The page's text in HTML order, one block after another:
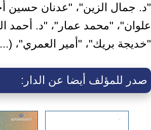
"د. جمال الزين"، "عدنان حسين
علوان"، "محمد عمار"، "د. أحمد
"خديجة بريك"، "أمير العمري"،
صدر للمؤلف أيضا عن الدار: